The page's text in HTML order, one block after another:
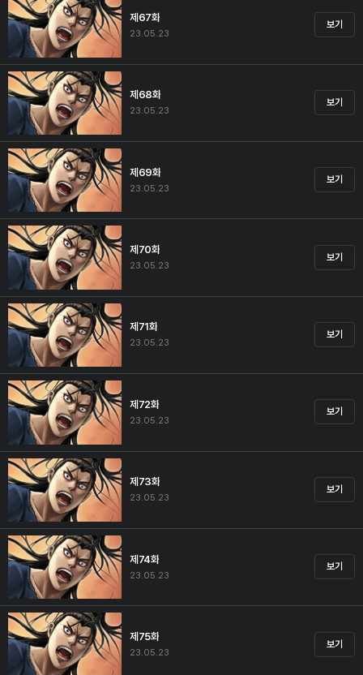
제67화
23.05.23
보기
제68화
23.05.23
보기
제69화
23.05.23
보기
제70화
23.05.23
보기
제71화
23.05.23
보기
제72화
23.05.23
보기
제73화
23.05.23
보기
제74화
23.05.23
보기
제75화
23.05.23
보기